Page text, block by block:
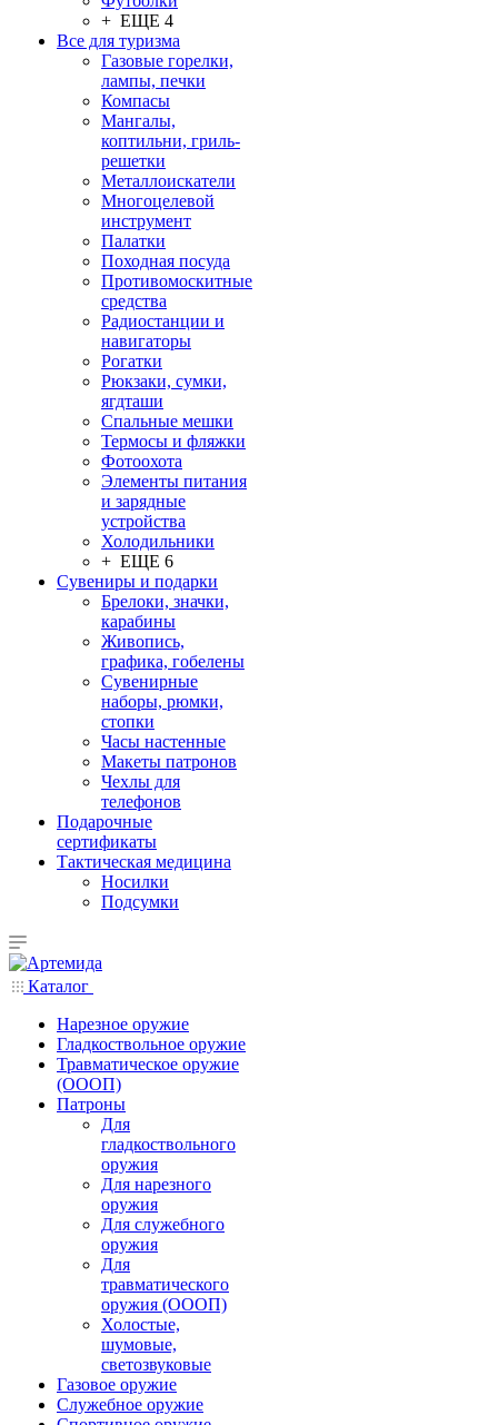
+ ЕЩЕ 4
Все для туризма
Газовые горелки,
лампы, печки
Компасы
Мангалы,
коптильни, гриль-
решетки
Металлоискатели
Многоцелевой
инструмент
Палатки
Походная посуда
Противомоскитные
средства
Радиостанции и
навигаторы
Рогатки
Рюкзаки, сумки,
ягдташи
Спальные мешки
Термосы и фляжки
Фотоохота
Элементы питания
и зарядные
устройства
Холодильники
+ ЕЩЕ 6
Сувениры и подарки
Брелоки, значки,
карабины
Живопись,
графика, гобелены
Сувенирные
наборы, рюмки,
стопки
Часы настенные
Макеты патронов
Чехлы для
телефонов
Подарочные
сертификаты
Тактическая медицина
Носилки
Подсумки
Каталог
Нарезное оружие
Гладкоствольное оружие
Травматическое оружие
(ОООП)
Патроны
Для
гладкоствольного
оружия
Для нарезного
оружия
Для служебного
оружия
Для
травматического
оружия (ОООП)
Холостые,
шумовые,
светозвуковые
Газовое оружие
Служебное оружие